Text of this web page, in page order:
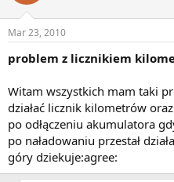
Mar 23, 2010
problem z licznikiem
Witam wszystkich mam taki
działać licznik kilometrów
po odłączeniu akumulatora
po naładowaniu przestał
góry dziekuje:agree: